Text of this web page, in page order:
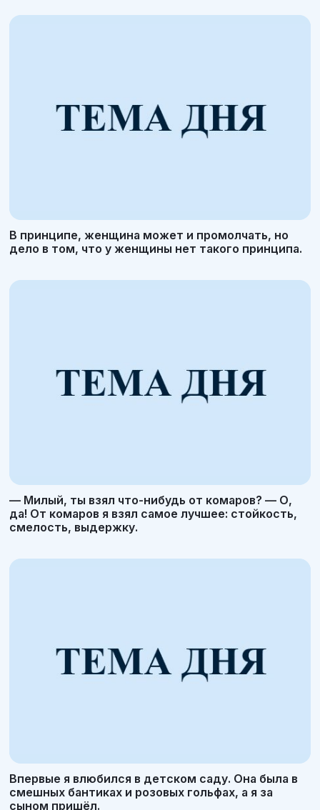
В принципе, женщина может и промолчать, но
дело в том, что у женщины нет такого принципа.
— Милый, ты взял что-нибудь от комаров? — О,
да! От комаров я взял самое лучшее: стойкость,
смелость, выдержку.
Впервые я влюбился в детском саду. Она была в
смешных бантиках и розовых гольфах, а я за
сыном пришёл.